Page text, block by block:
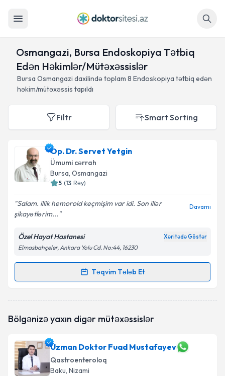
Osmangazi, Bursa Endoskopiya Tətbiq
Edən Həkimlər/Mütəxəssislər
Bursa Osmangazi daxilində toplam 8 Endoskopiya tətbiq edən
həkim/mütəxəssis tapıldı
Filtr Smart Sorting
Op. Dr. Servet Yetgin
Ümumi cərrah
Bursa, Osmangazi
5 (13 Rəy)
Salam. illik hemoroid keçmişim var idi. Son illər
şikayətlərim...
Davamı
Özel Hayat Hastanesi Xəritədə Göstər
Elmasbahçeler, Ankara Yolu Cd. No:44, 16230
Təqvim Tələb Et
Randevu Təqvimi Tələbi
tələbi yaradın. Bu mütəxəssisdən randevu ala
məlumatlandırılacaqsınız.
E-poçt Ünvanınız
Bölgənizə yaxın digər mütəxəssislər
Uzman Doktor Fuad Mustafayev
Qastroenteroloq
Baku, Nizami